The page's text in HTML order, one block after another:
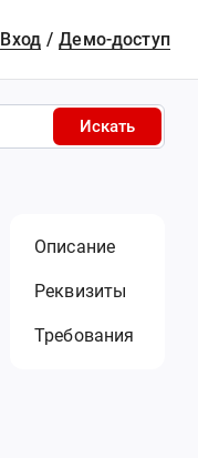
Вход / Демо-доступ
Искать
Описание
Реквизиты
Требования